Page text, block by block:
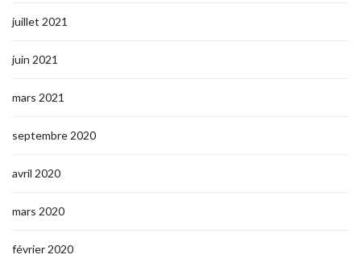
juillet 2021
juin 2021
mars 2021
septembre 2020
avril 2020
mars 2020
février 2020